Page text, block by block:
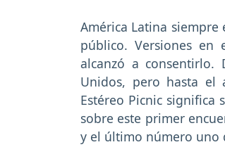
América Latina siempre
público. Versiones en
alcanzó a consentirlo.
Unidos, pero hasta el
Estéreo Picnic
sobre este primer
y el último número uno